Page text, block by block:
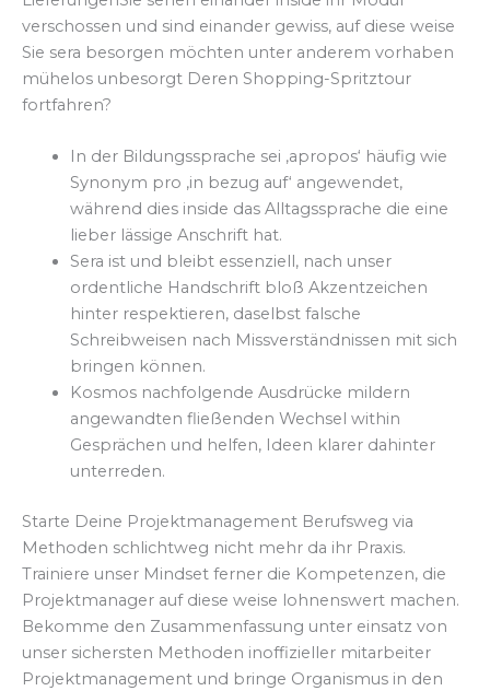
verschossen und sind einander gewiss, auf diese weise
Sie sera besorgen möchten unter anderem vorhaben
mühelos unbesorgt Deren Shopping-Spritztour
fortfahren?
In der Bildungssprache sei ‚apropos‘ häufig wie
Synonym pro ‚in bezug auf‘ angewendet,
während dies inside das Alltagssprache die eine
lieber lässige Anschrift hat.
Sera ist und bleibt essenziell, nach unser
ordentliche Handschrift bloß Akzentzeichen
hinter respektieren, daselbst falsche
Schreibweisen nach Missverständnissen mit sich
bringen können.
Kosmos nachfolgende Ausdrücke mildern
angewandten fließenden Wechsel within
Gesprächen und helfen, Ideen klarer dahinter
unterreden.
Starte Deine Projektmanagement Berufsweg via
Methoden schlichtweg nicht mehr da ihr Praxis.
Trainiere unser Mindset ferner die Kompetenzen, die
Projektmanager auf diese weise lohnenswert machen.
Bekomme den Zusammenfassung unter einsatz von
unser sichersten Methoden inoffizieller mitarbeiter
Projektmanagement und bringe Organismus in den